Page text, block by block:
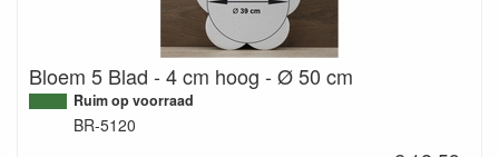
Bloem 5 Blad - 4 cm hoog - Ø 50 cm
Ruim op voorraad
BR-5120